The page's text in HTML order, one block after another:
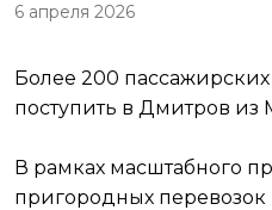
6 апреля 2026
Более 200 пассажирских
поступить в Дмитров из
В рамках масштабного
пригородных